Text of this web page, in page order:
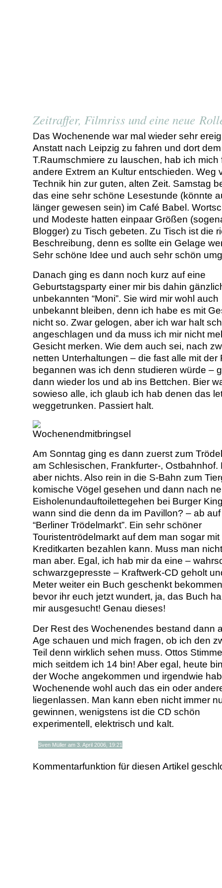
Zeitraffer, Filmriss und eine neue
Das Wochenende war mal wieder sehr
Anstatt nach Leipzig zu fahren und dort
T.Raumschmiere zu lauschen, hab ich mich
andere Extrem an Kultur entschieden. Weg
Technik hin zur guten, alten Zeit. Samstag
das eine sehr schöne Lesestunde (könnte
länger gewesen sein) im Café Babel.
und Modeste hatten einpaar Größen
Blogger) zu Tisch gebeten. Zu Tisch ist die
Beschreibung, denn es sollte ein Gelage
Sehr schöne Idee und auch sehr schön
Danach ging es dann noch kurz auf eine
Geburtstagsparty einer mir bis dahin
unbekannten “Moni”. Sie wird mir wohl auch
unbekannt bleiben, denn ich habe es mit
nicht so. Zwar gelogen, aber ich war halt
angeschlagen und da muss ich mir nicht
Gesicht merken. Wie dem auch sei, nach
netten Unterhaltungen – die fast alle mit der
begannen was ich denn studieren würde –
dann wieder los und ab ins Bettchen. Bier
sowieso alle, ich glaub ich hab denen das
weggetrunken. Passiert halt.
Am Sonntag ging es dann zuerst zum
am Schlesischen, Frankfurter-, Ostbahnhof.
aber nichts. Also rein in die S-Bahn zum
komische Vögel gesehen und dann nach
Eisholenundauftoilettegehen bei Burger
wann sind die denn da im Pavillon? – ab
“Berliner Trödelmarkt”. Ein sehr schöner
Touristentrödelmarkt auf dem man sogar mit
Kreditkarten bezahlen kann. Muss man
man aber. Egal, ich hab mir da eine –
schwarzgepresste – Kraftwerk-CD geholt
Meter weiter ein Buch geschenkt
bevor ihr euch jetzt wundert, ja, das Buch
mir ausgesucht! Genau dieses!
Der Rest des Wochenendes bestand dann
Age schauen und mich fragen, ob ich den
Teil denn wirklich sehen muss. Ottos
mich seitdem ich 14 bin! Aber egal, heute
der Woche angekommen und irgendwie
Wochenende wohl auch das ein oder
liegenlassen. Man kann eben nicht immer
gewinnen, wenigstens ist die CD schön
experimentell, elektrisch und kalt.
Sven Müller am 3. April 2006, 19:21
Kommentarfunktion für diesen Artikel